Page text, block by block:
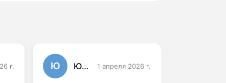
г. Ю Юлия Данилова 1 апреля 2026 г.